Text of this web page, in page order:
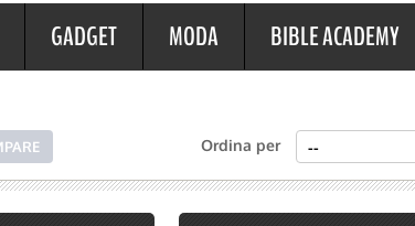
GADGET MODA BIBLE ACADEMY
Ordina per